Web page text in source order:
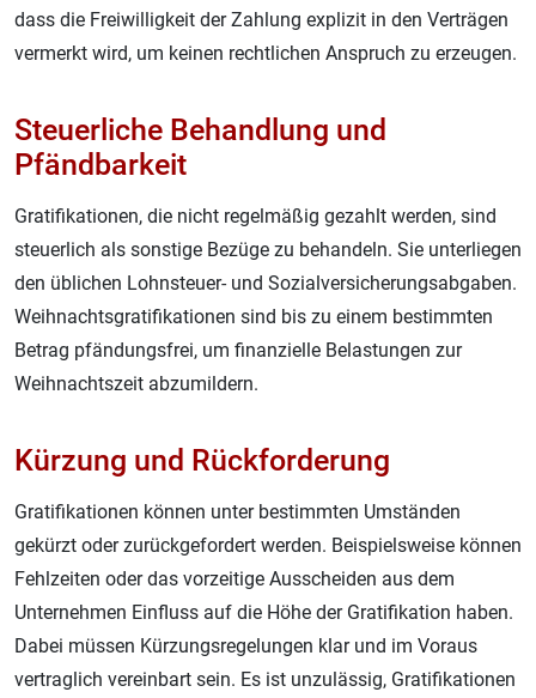
dass die Freiwilligkeit der Zahlung explizit in den Verträgen
vermerkt wird, um keinen rechtlichen Anspruch zu erzeugen.
Steuerliche Behandlung und
Pfändbarkeit
Gratifikationen, die nicht regelmäßig gezahlt werden, sind
steuerlich als sonstige Bezüge zu behandeln. Sie unterliegen
den üblichen Lohnsteuer- und Sozialversicherungsabgaben.
Weihnachtsgratifikationen sind bis zu einem bestimmten
Betrag pfändungsfrei, um finanzielle Belastungen zur
Weihnachtszeit abzumildern.
Kürzung und Rückforderung
Gratifikationen können unter bestimmten Umständen
gekürzt oder zurückgefordert werden. Beispielsweise können
Fehlzeiten oder das vorzeitige Ausscheiden aus dem
Unternehmen Einfluss auf die Höhe der Gratifikation haben.
Dabei müssen Kürzungsregelungen klar und im Voraus
vertraglich vereinbart sein. Es ist unzulässig, Gratifikationen